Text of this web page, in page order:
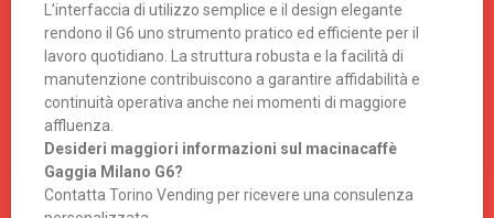
L’interfaccia di utilizzo semplice e il design elegante
rendono il G6 uno strumento pratico ed efficiente per il
lavoro quotidiano. La struttura robusta e la facilità di
manutenzione contribuiscono a garantire affidabilità e
continuità operativa anche nei momenti di maggiore
affluenza.
Desideri maggiori informazioni sul macinacaffè
Gaggia Milano G6?
Contatta Torino Vending per ricevere una consulenza